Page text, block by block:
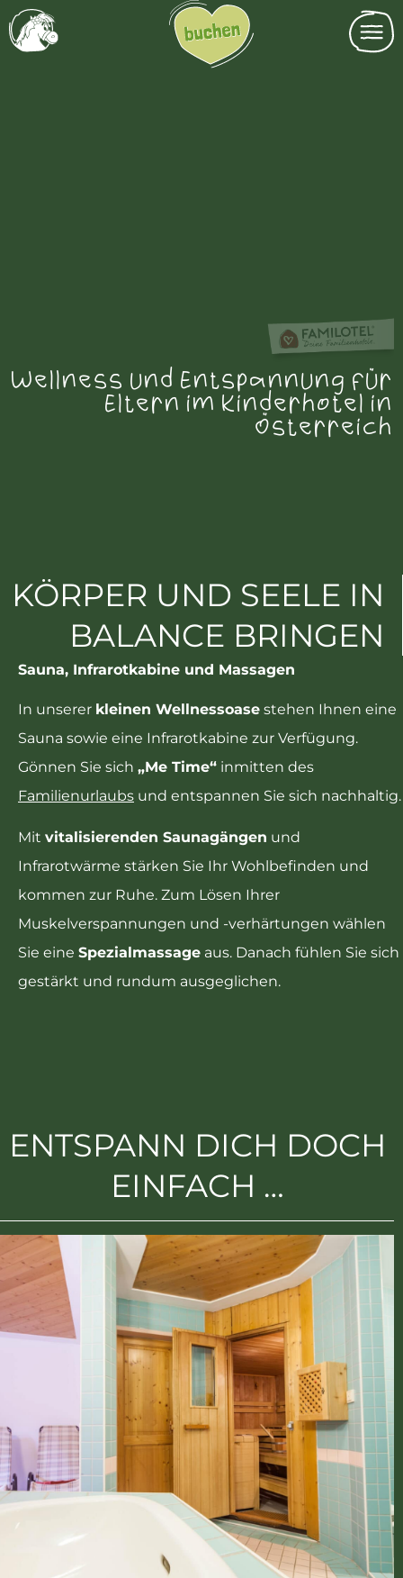
Wellness und Entspannung für
Eltern im Kinderhotel in
Österreich
KÖRPER UND SEELE IN
BALANCE BRINGEN
Sauna, Infrarotkabine und Massagen
In unserer kleinen Wellnessoase stehen Ihnen eine
Sauna sowie eine Infrarotkabine zur Verfügung.
Gönnen Sie sich „Me Time“ inmitten des
Familienurlaubs und entspannen Sie sich nachhaltig.
Mit vitalisierenden Saunagängen und
Infrarotwärme stärken Sie Ihr Wohlbefinden und
kommen zur Ruhe. Zum Lösen Ihrer
Muskelverspannungen und -verhärtungen wählen
Sie eine Spezialmassage aus. Danach fühlen Sie sich
gestärkt und rundum ausgeglichen.
ENTSPANN DICH DOCH
EINFACH …